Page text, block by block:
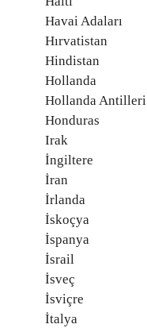
Havai Adaları
Hırvatistan
Hindistan
Hollanda
Hollanda Antilleri
Honduras
Irak
İngiltere
İran
İrlanda
İskoçya
İspanya
İsrail
İsveç
İsviçre
İtalya